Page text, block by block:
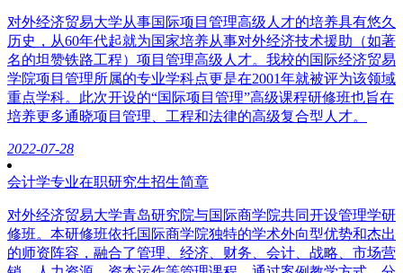
对外经济贸易大学从事国际项目管理高级人才的培养具有悠久
历史，从60年代起就为国家培养从事对外经济技术援助（如著
名的坦赞铁路工程）项目管理高级人才。我校的国际经济贸易
学院项目管理所属的专业学科点更是在2001年就被评为该领域
重点学科。此次开设的“国际项目管理”高级课程研修班也旨在
培养更多通晓项目管理、工程和法律的高级复合型人才。
2022-07-28
会计学专业在职研究生招生简章
对外经济贸易大学青岛研究院与国际商学院共同开设管理学研
修班。本研修班依托国际商学院独特的学术外向型优势和杰出
的师资阵容，融合了管理、经济、财务、会计、战略、市场营